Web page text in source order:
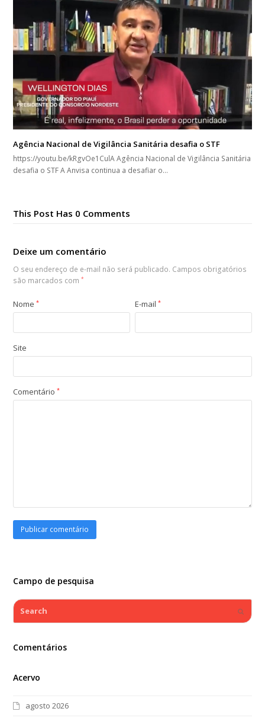
Agência Nacional de Vigilância Sanitária desafia o STF
https://youtu.be/kRgvOe1CulA Agência Nacional de Vigilância Sanitária
desafia o STF A Anvisa continua a desafiar o…
This Post Has 0 Comments
Deixe um comentário
O seu endereço de e-mail não será publicado. Campos obrigatórios
são marcados com*
Nome* E-mail*
Site
Comentário*
Campo de pesquisa
Search
Comentários
Acervo
agosto 2026